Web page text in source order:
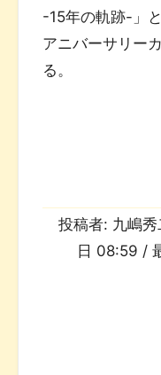
-15年の軌跡-」
アニバーサリー
る。
投稿者: 九嶋秀
日 08:59 /